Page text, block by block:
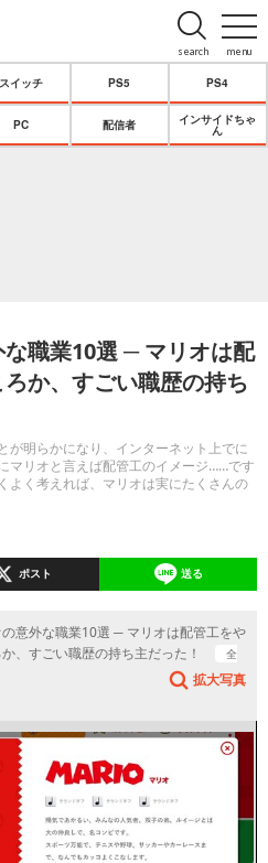
menu
search
スイッチ PS5 PS4
PC 配信者
インサイドちゃ
ん
な職業10選 ─ マリオは配
か、すごい職歴の持ち
が明らかになり、インターネット上でに
マリオと言えば配管工のイメージ……です
く考えれば、マリオは実にたくさんの
ポスト 送る
の意外な職業10選 ─ マリオは配管工をや
、すごい職歴の持ち主だった！
全
拡大写真